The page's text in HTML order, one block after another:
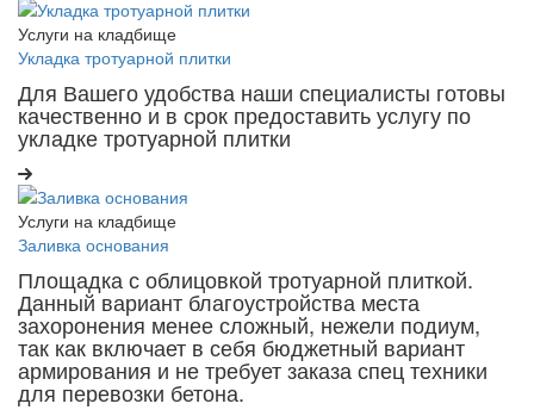
Услуги на кладбище
Укладка тротуарной плитки
Для Вашего удобства наши специалисты готовы
качественно и в срок предоставить услугу по
укладке тротуарной плитки
Услуги на кладбище
Заливка основания
Площадка с облицовкой тротуарной плиткой.
Данный вариант благоустройства места
захоронения менее сложный, нежели подиум,
так как включает в себя бюджетный вариант
армирования и не требует заказа спец техники
для перевозки бетона.